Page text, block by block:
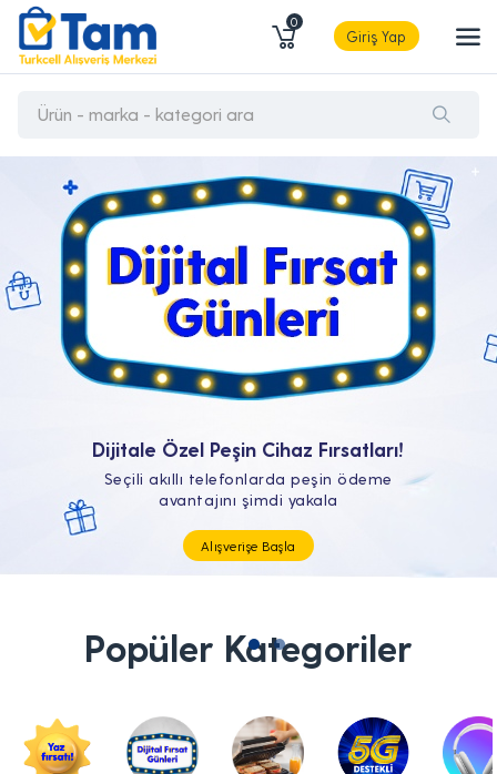
0
Giriş Yap
Tüm Teknolojik İhtiyaçların Tam'da
Popüler Kategoriler